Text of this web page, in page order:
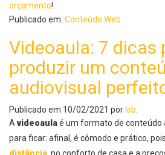
orçamento!
Publicado em: Conteúdo Web
Videoaula: 7 dicas
produzir um
audiovisual
Publicado em 10/02/2021 por lsb.
Avideoaulaé um formato de conteúdo
para ficar: afinal, é cômodo e prático,